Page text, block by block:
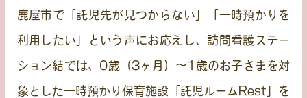
鹿屋市で「託児先が見つからない」「一時預かりを
利用したい」という声にお応えし、訪問看護ステー
ション結では、0歳（3ヶ月）〜1歳のお子さまを対
象とした一時預かり保育施設「託児ルームRest」 を